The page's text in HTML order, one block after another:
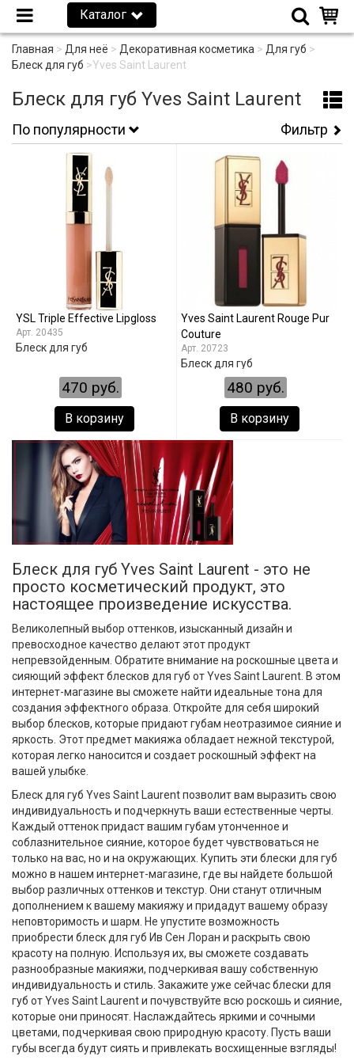
Каталог
Главная > Для неё > Декоративная косметика > Для губ >
Блеск для губ >Yves Saint Laurent
Блеск для губ Yves Saint Laurent
По популярности Фильтр
YSL Triple Effective Lipgloss
20435
Блеск для губ
470 руб.
В корзину
Yves Saint Laurent Rouge Pur
Couture
20723
Блеск для губ
480 руб.
В корзину
Блеск для губ Yves Saint Laurent - это не
просто косметический продукт, это
настоящее произведение искусства.
Великолепный выбор оттенков, изысканный дизайн и
превосходное качество делают этот продукт
непревзойденным. Обратите внимание на роскошные цвета и
сияющий эффект блесков для губ от Yves Saint Laurent. В этом
интернет-магазине вы сможете найти идеальные тона для
создания эффектного образа. Откройте для себя широкий
выбор блесков, которые придают губам неотразимое сияние и
яркость. Этот предмет макияжа обладает нежной текстурой,
которая легко наносится и создает роскошный эффект на
вашей улыбке.
Блеск для губ Yves Saint Laurent позволит вам выразить свою
индивидуальность и подчеркнуть ваши естественные черты.
Каждый оттенок придаст вашим губам утонченное и
соблазнительное сияние, которое будет чувствоваться не
только на вас, но и на окружающих. Купить эти блески для губ
можно в нашем интернет-магазине, где вы найдете большой
выбор различных оттенков и текстур. Они станут отличным
дополнением к вашему макияжу и придадут вашему образу
неповторимость и шарм. Не упустите возможность
приобрести блеск для губ Ив Сен Лоран и раскрыть свою
красоту на полную. Используя их, вы сможете создавать
разнообразные макияжи, подчеркивая вашу собственную
индивидуальность и стиль. Закажите уже сейчас блески для
губ от Yves Saint Laurent и почувствуйте всю роскошь и сияние,
которые они приносят. Наслаждайтесь яркими и сочными
цветами, подчеркивая свою природную красоту. Пусть ваши
губы всегда будут сиять и привлекать восхищенные взгляды!